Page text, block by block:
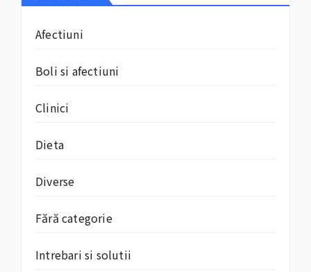
Afectiuni
Boli si afectiuni
Clinici
Dieta
Diverse
Fără categorie
Intrebari si solutii